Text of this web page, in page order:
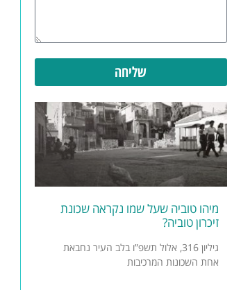
שליחה
מיהו טוביה שעל שמו נקראה שכונת
זיכרון טוביה?
גיליון 316, אלול תשפ”ו בלב העיר נחבאת
אחת השכונות המרכיבות